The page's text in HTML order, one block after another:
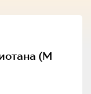
(m